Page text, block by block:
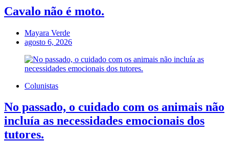
Cavalo não é moto.
Mayara Verde
agosto 6, 2026
Colunistas
No passado, o cuidado com os animais não
incluía as necessidades emocionais dos
tutores.